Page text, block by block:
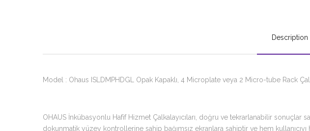
Description
Model : Ohaus ISLDMPHDGL Opak Kapaklı, 4 Microplate veya 2 Micro-tube Rack
OHAUS İnkübasyonlu Hafif Hizmet Çalkalayıcıları, doğru ve tekrarlanabilir
dokunmatik yüzey kontrollerine sahip bağımsız ekranlara sahiptir ve hem